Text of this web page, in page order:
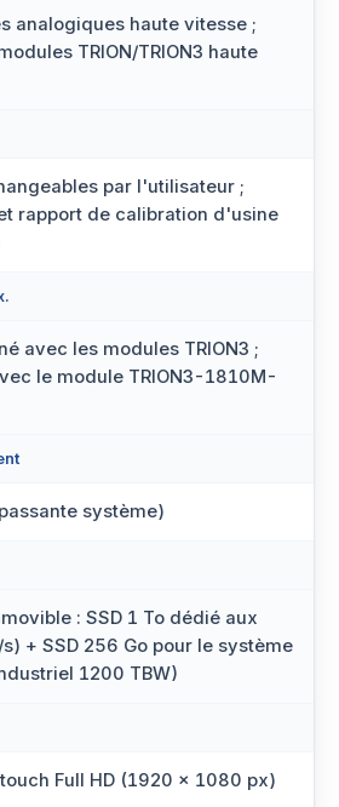
analogiques haute vitesse ;
TRION/TRION3 haute
par l'utilisateur ;
rapport de calibration d'usine
avec les modules TRION3 ;
le module TRION3-1810M-
système)
: SSD 1 To dédié aux
+ SSD 256 Go pour le système
1200 TBW)
Full HD (1920 × 1080 px)